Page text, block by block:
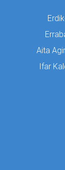
Aita
Ifar